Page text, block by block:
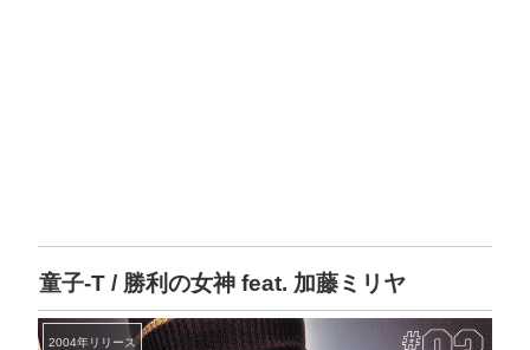
童子-T / 勝利の女神 feat. 加藤ミリヤ
2004年リリース